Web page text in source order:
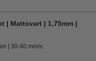
| Mattsvart | 1,75mm |
30-40 mm/s